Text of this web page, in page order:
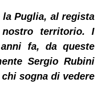
Puglia, al regista
nostro territorio. I
anni fa, da queste
Sergio Rubini
sogna di vedere